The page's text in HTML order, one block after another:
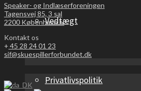
Vedtægt
Privatlivspolitik
Speaker- og Indlæserforeningen
Tagensvej 85, 3 sal
2200 København N
Kontakt os
+ 45 28 24 01 23
sif@skuespillerforbundet.dk